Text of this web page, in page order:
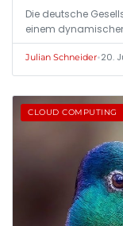
Die deutsche
einem
Julian Schneider•20.
CLOUD COMPUTING